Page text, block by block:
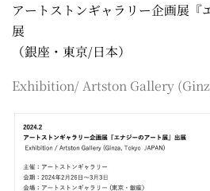
アートストンギャラリー企画展『
展
（銀座・東京/日本）
Exhibition/ Artston Gallery